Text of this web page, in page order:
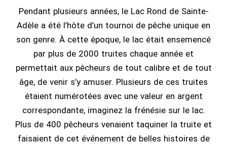
Pendant plusieurs années, le Lac Rond de Sainte-
Adèle a été l’hôte d’un tournoi de pêche unique en
son genre. À cette époque, le lac était ensemencé
par plus de 2000 truites chaque année et
permettait aux pêcheurs de tout calibre et de tout
âge, de venir s’y amuser. Plusieurs de ces truites
étaient numérotées avec une valeur en argent
correspondante, imaginez la frénésie sur le lac.
Plus de 400 pêcheurs venaient taquiner la truite et
faisaient de cet événement de belles histoires de